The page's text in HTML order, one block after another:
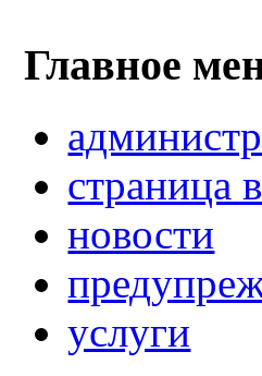
Главное
страница
новости
услуги